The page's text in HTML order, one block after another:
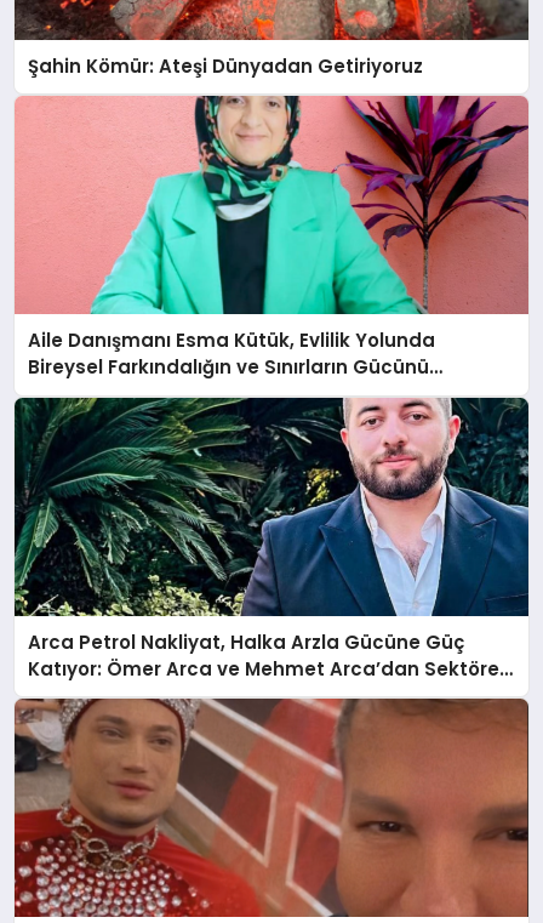
Şahin Kömür: Ateşi Dünyadan Getiriyoruz
Aile Danışmanı Esma Kütük, Evlilik Yolunda
Bireysel Farkındalığın ve Sınırların Gücünü
Anlatıyor
Arca Petrol Nakliyat, Halka Arzla Gücüne Güç
Katıyor: Ömer Arca ve Mehmet Arca’dan Sektöre
Güçlü Yatırım